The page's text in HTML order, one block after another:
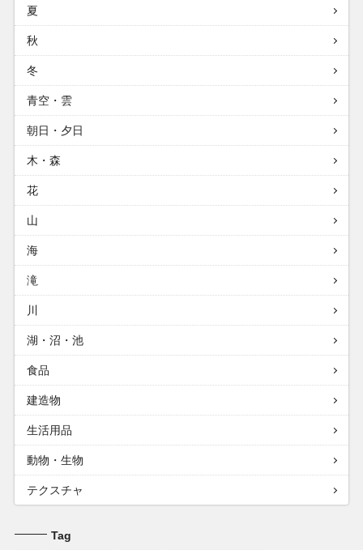
夏
秋
冬
青空・雲
朝日・夕日
木・森
花
山
海
滝
川
湖・沼・池
食品
建造物
生活用品
動物・生物
テクスチャ
Tag